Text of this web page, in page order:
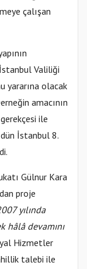
çalışan
Valiliği
yararına olacak
amacının
ile
dün İstanbul 8.
Gülnur Kara
proje
yılında
hâlâ devamını
Hizmetler
talebi ile